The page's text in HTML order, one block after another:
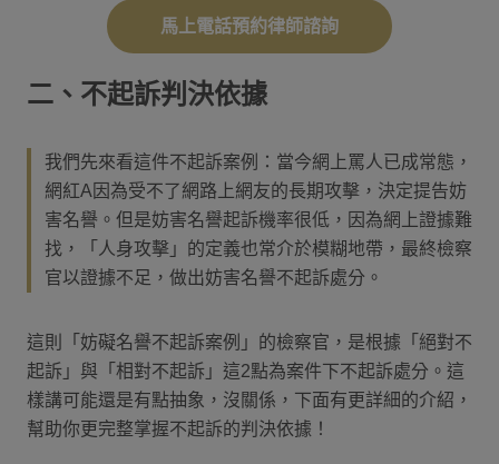
馬上電話預約律師諮詢
二、不起訴判決依據
我們先來看這件不起訴案例：當今網上罵人已成常態，
網紅A因為受不了網路上網友的長期攻擊，決定提告妨
害名譽。但是妨害名譽起訴機率很低，因為網上證據難
找，「人身攻擊」的定義也常介於模糊地帶，最終檢察
官以證據不足，做出妨害名譽不起訴處分。
這則「妨礙名譽不起訴案例」的檢察官，是根據「絕對不
起訴」與「相對不起訴」這2點為案件下不起訴處分。這
樣講可能還是有點抽象，沒關係，下面有更詳細的介紹，
幫助你更完整掌握不起訴的判決依據！